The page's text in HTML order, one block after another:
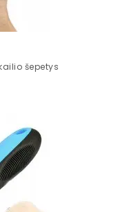
šepetys